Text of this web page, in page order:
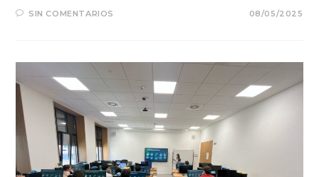
SIN COMENTARIOS 08/05/2025